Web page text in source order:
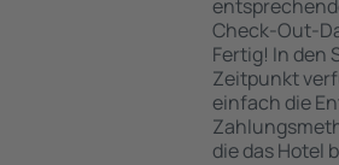
Check-Out-
Fertig! In den
Zeitpunkt
einfach die
die das Hotel